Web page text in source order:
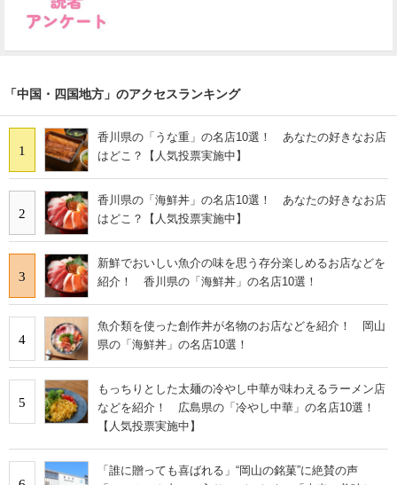
「中国・四国地方」のアクセスランキング
1
香川県の「うな重」の名店10選！ あなたの好きなお店
はどこ？【人気投票実施中】
2
香川県の「海鮮丼」の名店10選！ あなたの好きなお店
はどこ？【人気投票実施中】
3
新鮮でおいしい魚介の味を思う存分楽しめるお店などを
紹介！ 香川県の「海鮮丼」の名店10選！
4
魚介類を使った創作丼が名物のお店などを紹介！ 岡山
県の「海鮮丼」の名店10選！
5
もっちりとした太麺の冷やし中華が味わえるラーメン店
などを紹介！ 広島県の「冷やし中華」の名店10選！
【人気投票実施中】
「誰に贈っても喜ばれる」“岡山の銘菓”に絶賛の声